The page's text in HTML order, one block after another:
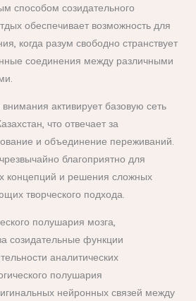
способом созидательного
обеспечивает возможность для
когда разум свободно странствует
соединения между различными
активирует базовую сеть
что отвечает за
и объединение переживаний.
благоприятно для
концепций и решения сложных
творческого подхода.
полушария мозга,
созидательные функции
аналитических
полушария
нейронных связей между